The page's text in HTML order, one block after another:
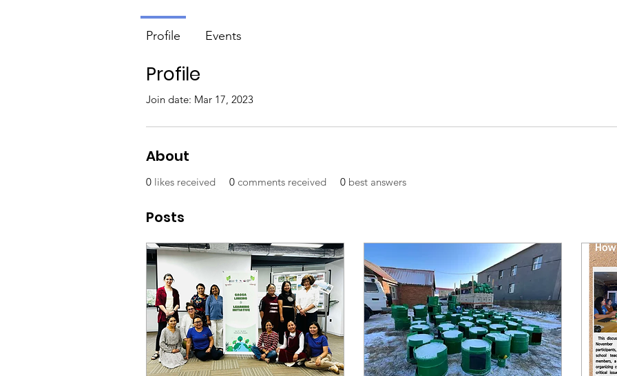
Profile
Join date: Mar 17, 2023
About
0 likes received 0 comments received 0 best answers
Posts
Profile Events